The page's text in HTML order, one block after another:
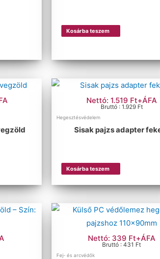
Kosárba teszem
Nettó: 1.519 Ft+ÁFA
Bruttó : 1.929 Ft
Hegesztésvédelem
Sisak pajzs adapter
Kosárba teszem
Nettó: 339 Ft+ÁFA
Bruttó : 431 Ft
Fej- és arcvédők